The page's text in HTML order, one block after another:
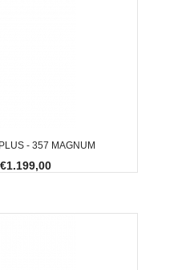
- 357 MAGNUM
€1.199,00